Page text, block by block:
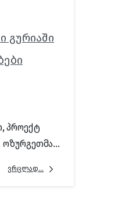
გურიაში
პროექტ
ოზურგეთმა...
ვრცლად...